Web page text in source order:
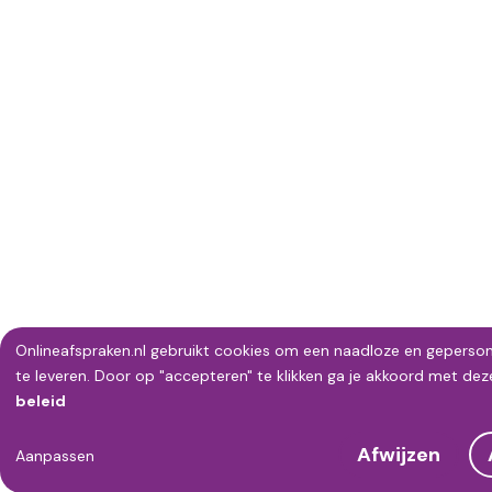
Gebruik
persoonsgegevens
Onlineafspraken.nl gebruikt cookies om een naadloze en
te leveren. Door op "accepteren" te klikken ga je akkoord met
beleid
Aanpassen Afwijzen